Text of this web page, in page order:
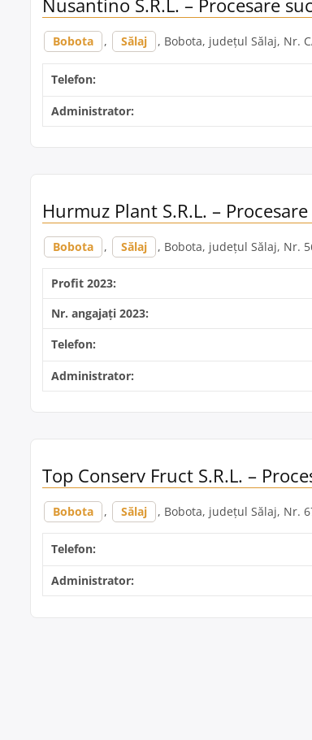
Nusantino S.R.L. – Procesare
Bobota , Sălaj , Bobota, județul Sălaj, Nr.
Telefon:
Administrator:
Hurmuz Plant S.R.L. –
Bobota , Sălaj , Bobota, județul Sălaj, Nr.
Profit 2023:
Nr. angajați 2023:
Telefon:
Administrator:
Top Conserv Fruct S.R.L. –
Bobota , Sălaj , Bobota, județul Sălaj, Nr.
Telefon:
Administrator: